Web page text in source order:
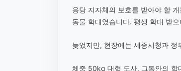
응당 지자체의 보호를 받아야 할
동물 학대였습니다. 평생 학대 받
늦었지만, 현장에는 세종시청과
체중 50kg 대형 도사, 그동안의 학